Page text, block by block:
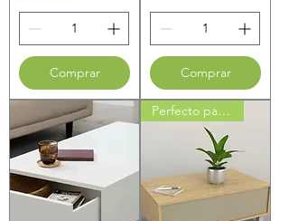
Comprar Comprar
Perfecto para regalo